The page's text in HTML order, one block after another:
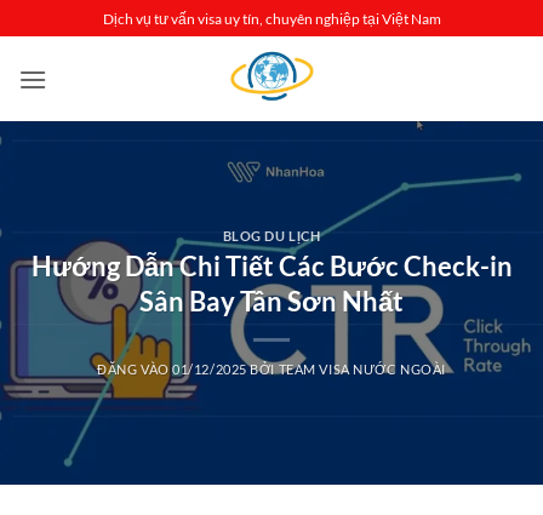
qua
nội
Dịch vụ tư vấn visa uy tín, chuyên nghiệp tại Việt Nam
BLOG DU LỊCH
Hướng Dẫn Chi Tiết Các Bước Check-in
Sân Bay Tân Sơn Nhất
ĐĂNG VÀO01/12/2025BỞI TEAM VISA NƯỚC NGOÀI